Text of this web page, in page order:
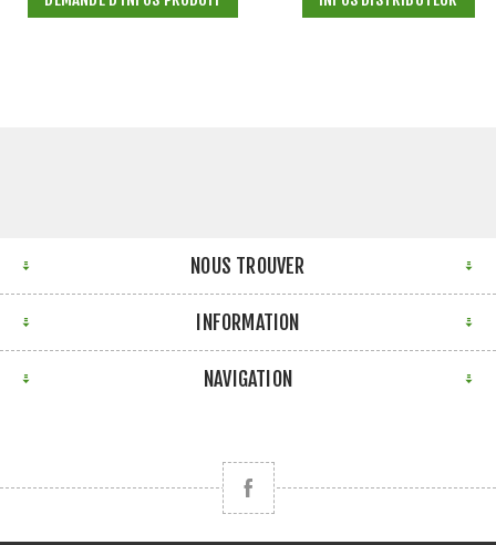
NOUS TROUVER
INFORMATION
NAVIGATION